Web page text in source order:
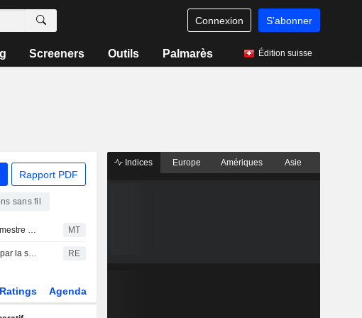
Connexion S'abonner
Screeners Outils Palmarès Édition suisse
Rapport PDF
sans fil
Sun Life : le bénéfice du deuxième trimestre bondit de 13 % sur un an, nomination d'un nouveau président du conseil d'administration MT
Sun Life : hausse du bénéfice portée par la solidité de l'Asie et du marché canadien RE
Ratings Agenda
Indices Europe Amériques Asie